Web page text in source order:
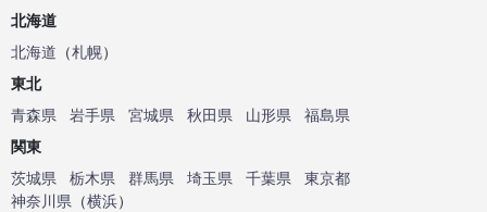
北海道
北海道 （札幌）
東北
青森県
岩手県 宮城県 秋田県 山形県
福島県
関東
茨城県
栃木県 群馬県 埼玉県 千葉県
東京都
神奈川県 （横浜）